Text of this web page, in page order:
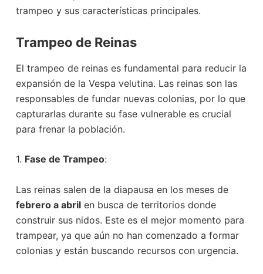
trampeo y sus características principales.
Trampeo de Reinas
El trampeo de reinas es fundamental para reducir la
expansión de la Vespa velutina. Las reinas son las
responsables de fundar nuevas colonias, por lo que
capturarlas durante su fase vulnerable es crucial
para frenar la población.
1. Fase de Trampeo:
Las reinas salen de la diapausa en los meses de
febrero a abrilen busca de territorios donde
construir sus nidos. Este es el mejor momento para
trampear, ya que aún no han comenzado a formar
colonias y están buscando recursos con urgencia.